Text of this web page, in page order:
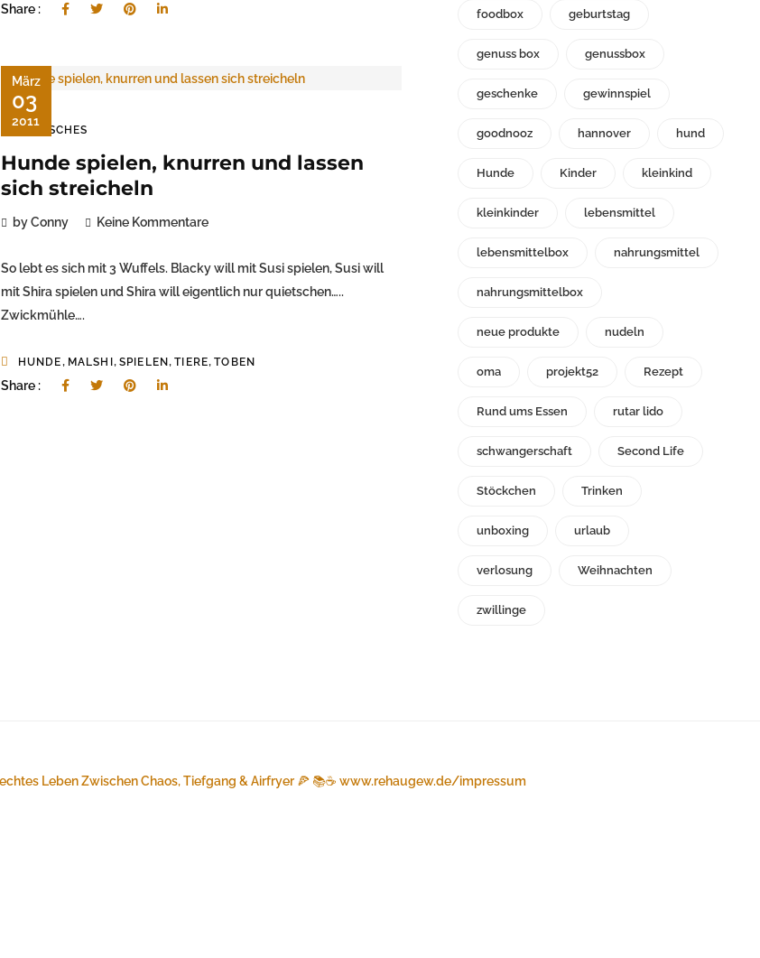
Share :
März
03
2011
TIERISCHES
Hunde spielen, knurren und lassen
sich streicheln
by Conny Keine Kommentare
So lebt es sich mit 3 Wuffels. Blacky will mit Susi spielen, Susi will
mit Shira spielen und Shira will eigentlich nur quietschen…..
Zwickmühle….
HUNDE, MALSHI , SPIELEN,TIERE,TOBEN
Share :
foodbox geburtstag
genuss box genussbox
geschenke gewinnspiel
goodnooz hannover hund
Hunde Kinder kleinkind
kleinkinder lebensmittel
lebensmittelbox nahrungsmittel
nahrungsmittelbox
neue produkte nudeln
oma projekt52 Rezept
Rund ums Essen rutar lido
schwangerschaft Second Life
Stöckchen Trinken
unboxing urlaub
verlosung Weihnachten
zwillinge
LebenZwischen Chaos, Tiefgang & Airfryer 🍕 📚☕️ www.rehaugew.de/impressum